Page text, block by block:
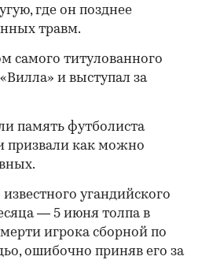
где он позднее
травм.
самого титулованного
и выступал за
память футболиста
призвали как можно
угандийского
— 5 июня толпа в
игрока сборной по
ошибочно приняв его за